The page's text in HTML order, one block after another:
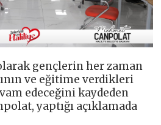
gençlerin her zaman
ve eğitime verdikleri
edeceğini kaydeden
yaptığı açıklamada